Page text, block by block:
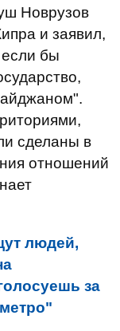
Новрузов
и заявил,
бы
сделаны в
отношений
людей,
за